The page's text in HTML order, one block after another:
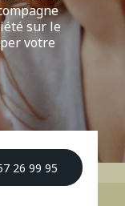
sur le
votre
26 99 95